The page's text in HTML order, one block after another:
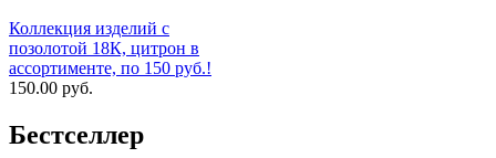
Коллекция изделий с
позолотой 18К, цитрон в
ассортименте, по 150 руб.!
150.00 руб.
Бестселлер